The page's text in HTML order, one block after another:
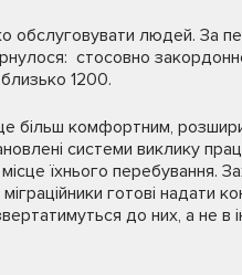
обслуговувати людей. За
стосовно
1200.
більш комфортним,
системи виклику
їхнього перебування.
готові надати
до них, а не в